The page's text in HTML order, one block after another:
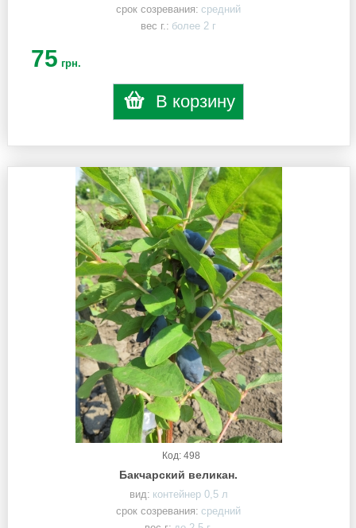
срок созревания: средний
вес г.: более 2 г
75 грн.
В корзину
Код: 498
Бакчарский великан.
вид: контейнер 0,5 л
срок созревания: средний